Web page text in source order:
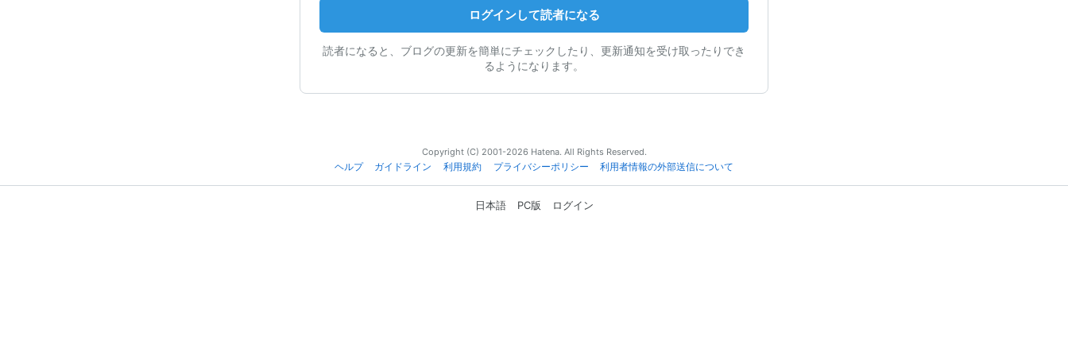
ログインして読者になる
読者になると、ブログの更新を簡単にチェックしたり、更新通知を受け取ったりでき
るようになります。
Copyright (C) 2001-2026 Hatena. All Rights Reserved.
ヘルプ
ガイドライン 利用規約 プライバシーポリシー 利用者情報の外部送信について
日本語 PC版 ログイン